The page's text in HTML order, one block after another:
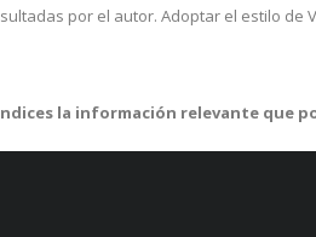
por el autor. Adoptar el estilo de
la información relevante que